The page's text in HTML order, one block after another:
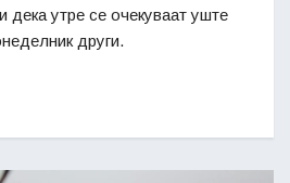
дека утре се очекуваат уште
други.